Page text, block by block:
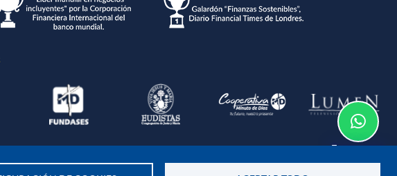
Te asesoramos